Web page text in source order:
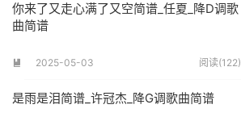
你来了又走心满了又空简谱_任夏_降D调歌
曲简谱
 2025-05-03 阅读(122)
是雨是泪简谱_许冠杰_降G调歌曲简谱